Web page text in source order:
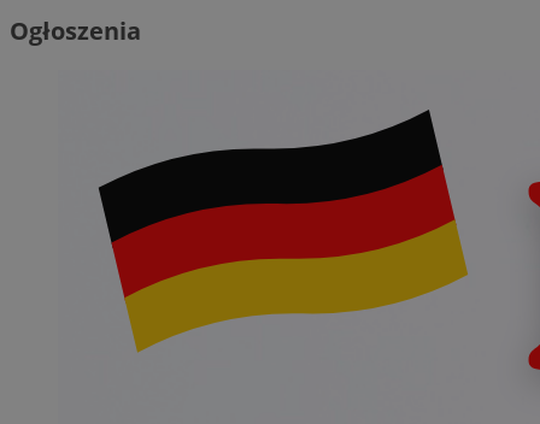
Ogłoszenia